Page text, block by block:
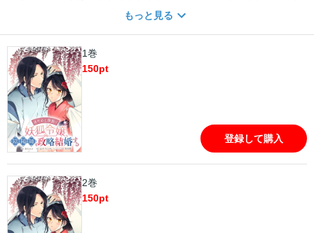
道ばたに転がっているのも珍しくないという、秩序が存在しない時
い、老舗料亭の名店“花むしろ”を営む華族・蓮水家に縁談が舞い込
んだ。相手は帝都で御上の信任も厚い歴史ある祁答院家の当主・伊
月。なぜか妻にと望まれたのは、正妻の子である妹ではなく、妾腹
の長女・瀬那。父は名家との繋がりが出来ると喜んでいるが、この
婚姻には大きな問題があった。蓮水家は人にまぎれて暮らすあやか
し・妖狐の家系で、祁答院家は天敵・陰陽師の家系なのだ！ 正体が
バレたら退治される!? 緊張の新婚生活が始まった！ 【本商品は単話
コンテンツとなります。単行本版と収録内容が異なる場合がござい
ます。漫画内の告知等は過去のものとなりますので、ご注意くださ
い。】
もっと見る
1巻
150pt
登録して購入
2巻
150pt